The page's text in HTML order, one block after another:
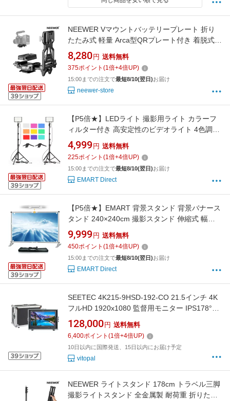
NEEWER Vマウントバッテリープレート 折り
たたみ式 軽量 Arca型QRプレート付き 着脱式 V
ロックバッテリーマウントプレート DSLRカメ
ラビデオリグ SmallRigカメラケージビデオリグ
DJI RS4 RS3ジンバルに対応 PS015 PRO
8,280 円 送料無料
375ポイント (1倍+4倍UP)
15:00までの注文で最短8/10(翌日)お届け
neewer-store
【P5倍★】LEDライト 撮影用ライト カラーフ
ィルター付き 高安定性のビデオライト 4色調節
11段階明度調光 ミニ三脚付き 照明ライト 持ち
運び便利 組み立簡単 卓上、スタジオ照明、ビ
デオ通信、料理撮影、物撮り、youtube/tiktok配
信、ゲーム実況などに大活躍（ 2パック）
4,999 円 送料無料
225ポイント (1倍+4倍UP)
15:00までの注文で最短8/10(翌日)お届け
EMART Direct
【P5倍★】EMART 背景スタンド 背景バナース
タンド 240×240cm 撮影スタンド 伸縮式 幅、
高さ調節可能 合金製 高耐久 背景布/グリーンバ
ックスタンド 簡単組立 展示会、トレードショ
ー、パーティー装飾などに適用 写真撮影、生放
送、グリーンバック
9,999 円 送料無料
450ポイント (1倍+4倍UP)
15:00までの注文で最短8/10(翌日)お届け
EMART Direct
SEETEC 4K215-9HSD-192-CO 21.5インチ 4K
フルHD 1920x1080 監督用モニター IPS178°
3G-SDIと HDMI出力/入力
128,000 円 送料無料
6,400ポイント (1倍+4倍UP)
10日以内に国際発送、15日以内にお届け予定
vitopal
NEEWER ライトスタンド 178cm トラベル三脚
撮影ライトスタンド 全金属製 耐荷重 折りたた